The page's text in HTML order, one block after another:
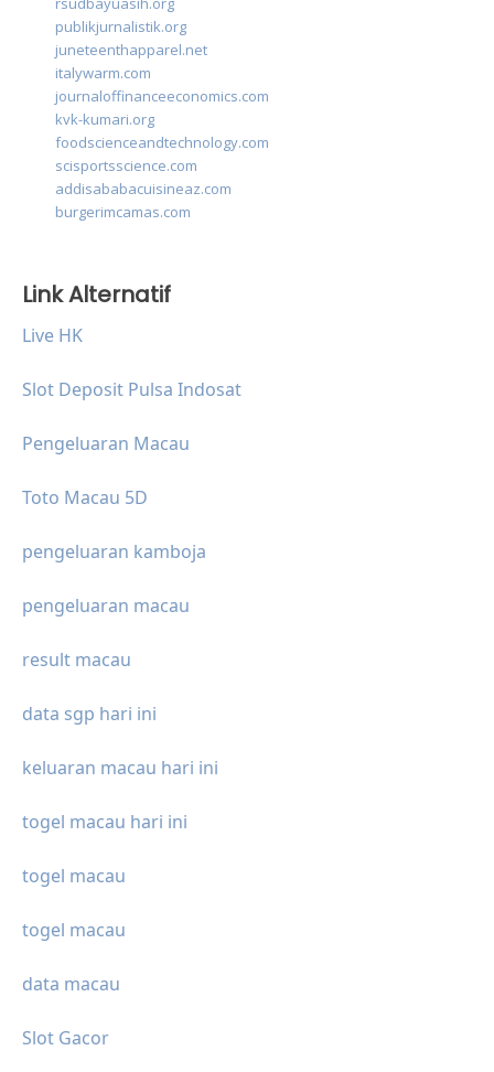
publikjurnalistik.org
juneteenthapparel.net
italywarm.com
journaloffinanceeconomics.com
kvk-kumari.org
foodscienceandtechnology.com
scisportsscience.com
addisababacuisineaz.com
burgerimcamas.com
Link Alternatif
Live HK
Slot Deposit Pulsa Indosat
Pengeluaran Macau
Toto Macau 5D
pengeluaran kamboja
pengeluaran macau
result macau
data sgp hari ini
keluaran macau hari ini
togel macau hari ini
togel macau
togel macau
data macau
Slot Gacor